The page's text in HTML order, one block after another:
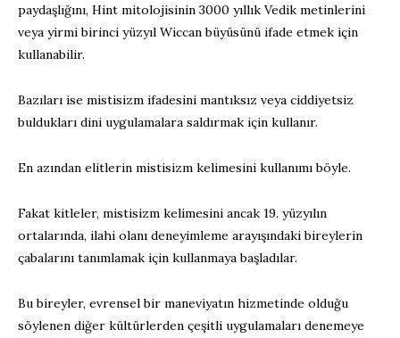
paydaşlığını, Hint mitolojisinin 3000 yıllık Vedik metinlerini
veya yirmi birinci yüzyıl Wiccan büyüsünü ifade etmek için
kullanabilir.
Bazıları ise mistisizm ifadesini mantıksız veya ciddiyetsiz
buldukları dini uygulamalara saldırmak için kullanır.
En azından elitlerin mistisizm kelimesini kullanımı böyle.
Fakat kitleler, mistisizm kelimesini ancak 19. yüzyılın
ortalarında, ilahi olanı deneyimleme arayışındaki bireylerin
çabalarını tanımlamak için kullanmaya başladılar.
Bu bireyler, evrensel bir maneviyatın hizmetinde olduğu
söylenen diğer kültürlerden çeşitli uygulamaları denemeye